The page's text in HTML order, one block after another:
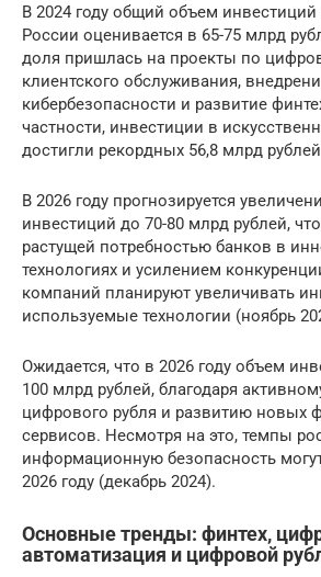
В 2024 году общий объем инвестиций
России оценивается в 65-75 млрд
доля пришлась на проекты по
клиентского обслуживания,
кибербезопасности и развитие
частности, инвестиции в
достигли рекордных 56,8 млрд
В 2026 году прогнозируется
инвестиций до 70-80 млрд рублей,
растущей потребностью банков в
технологиях и усилением
компаний планируют увеличивать
используемые технологии (ноябрь
Ожидается, что в 2026 году объем
100 млрд рублей, благодаря
цифрового рубля и развитию новых
сервисов. Несмотря на это, темпы
информационную безопасность
2026 году (декабрь 2024).
Основные тренды: финтех,
автоматизация и цифровой